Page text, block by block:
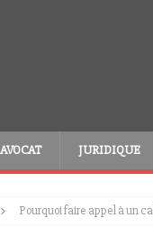
AVOCAT JURIDIQUE
Pourquoi faire appel à un